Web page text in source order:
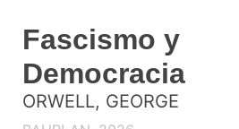
Fascismo y
Democracia
ORWELL, GEORGE